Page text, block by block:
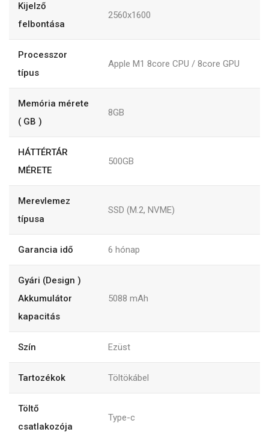
Kijelző
felbontása
2560x1600
Processzor
típus
Apple M1 8core CPU / 8core GPU
Memória mérete
( GB )
8GB
HÁTTÉRTÁR
MÉRETE
500GB
Merevlemez
típusa
SSD (M.2, NVME)
Garancia idő 6 hónap
Gyári (Design )
Akkumulátor
kapacitás
5088 mAh
Szín Ezüst
Tartozékok Töltökábel
Töltő
csatlakozója
Type-c